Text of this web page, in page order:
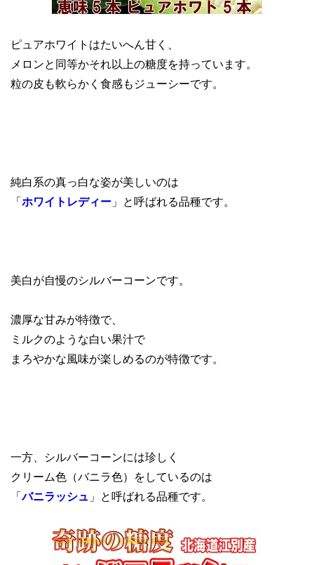
ピュアホワイトはたいへん甘く、
メロンと同等かそれ以上の糖度を持っています。
粒の皮も軟らかく食感もジューシーです。
純白系の真っ白な姿が美しいのは
「 ホワイトレディー 」と呼ばれる品種です。
美白が自慢のシルバーコーンです。
濃厚な甘みが特徴で、
ミルクのような白い果汁で
まろやかな風味が楽しめるのが特徴です。
一方、シルバーコーンには珍しく
クリーム色（バニラ色）をしているのは
「バニラッシュ 」と呼ばれる品種です。